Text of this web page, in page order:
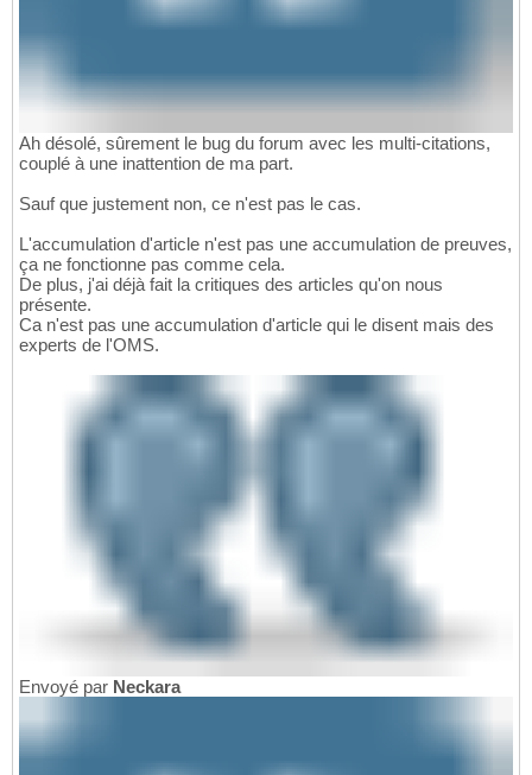
Ah désolé, sûrement le bug du forum avec les multi-citations,
couplé à une inattention de ma part.
Sauf que justement non, ce n'est pas le cas.
L'accumulation d'article n'est pas une accumulation de preuves,
ça ne fonctionne pas comme cela.
De plus, j'ai déjà fait la critiques des articles qu'on nous
présente.
Ca n'est pas une accumulation d'article qui le disent mais des
experts de l'OMS.
Envoyé par Neckara